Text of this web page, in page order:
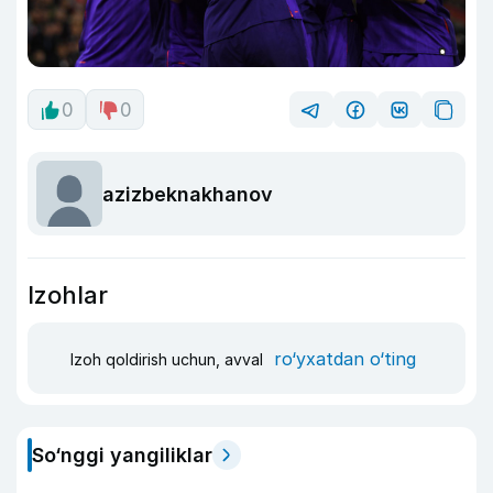
0 0
azizbeknakhanov
Izohlar
Izoh qoldirish uchun, avval ro‘yxatdan o‘ting
So‘nggi yangiliklar